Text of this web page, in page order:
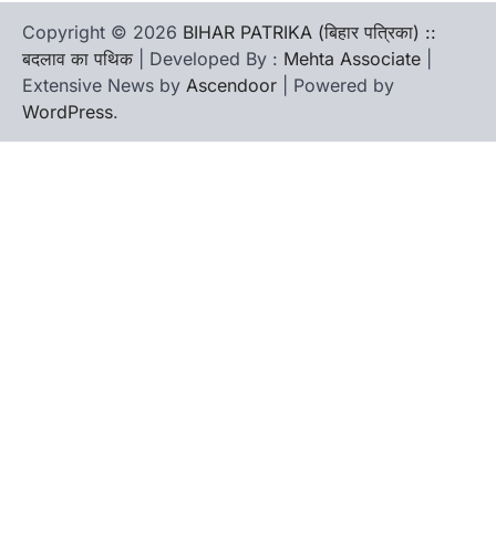
Copyright © 2026 BIHAR PATRIKA (बिहार पत्रिका) ::
बदलाव का पथिक | Developed By : Mehta Associate
Extensive News by Ascendoor | Powered by
WordPress.